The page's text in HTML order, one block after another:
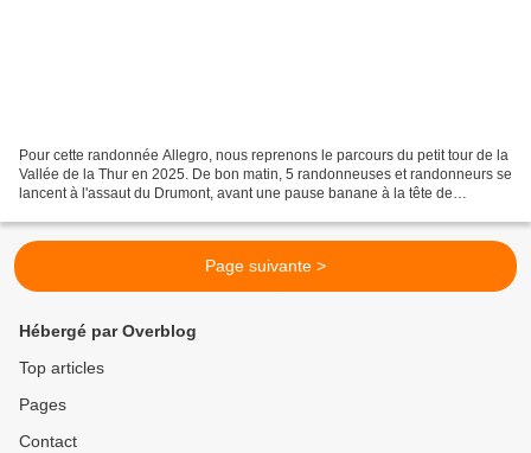
Pour cette randonnée Allegro, nous reprenons le parcours du petit tour de la
Vallée de la Thur en 2025. De bon matin, 5 randonneuses et randonneurs se
lancent à l'assaut du Drumont, avant une pause banane à la tête de
Page suivante >
Hébergé par Overblog
Top articles
Pages
Contact